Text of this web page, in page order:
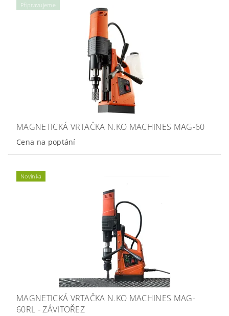
Připravujeme
MAGNETICKÁ VRTAČKA N.KO MACHINES MAG-60
Cena na poptání
Novinka
MAGNETICKÁ VRTAČKA N.KO MACHINES MAG-
60RL - ZÁVITOŘEZ